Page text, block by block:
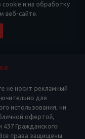
cookie и на обработку
веб-сайте.
не носит рекламный
для
использования, ни
офертой,
Гражданского
права защищены.